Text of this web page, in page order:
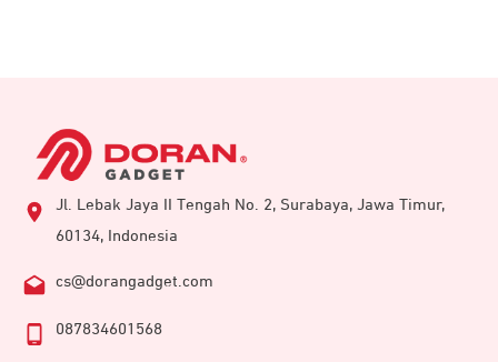
Jl. Lebak Jaya II Tengah No. 2, Surabaya, Jawa Timur,
60134, Indonesia
cs@dorangadget.com
087834601568